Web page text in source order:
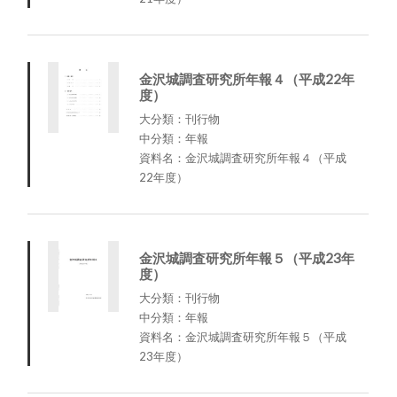
金沢城調査研究所年報４（平成22年
度）
大分類：刊行物
中分類：年報
資料名：金沢城調査研究所年報４（平成
22年度）
金沢城調査研究所年報５（平成23年
度）
大分類：刊行物
中分類：年報
資料名：金沢城調査研究所年報５（平成
23年度）